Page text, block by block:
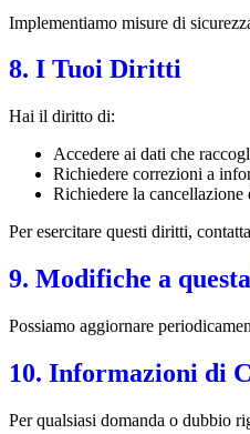
Implementiamo misure di
8. I Tuoi Diritti
Hai il diritto di:
Accedere ai dati che
Richiedere correzioni a
Richiedere la cancellazione
Per esercitare questi diritti,
9. Modifiche a
Possiamo aggiornare
10. Informazioni di
Per qualsiasi domanda o dubbio